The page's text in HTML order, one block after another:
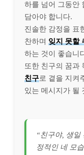
하를 넘어 그동안
담아야 합니다.
진솔한 감정을 표
찬하며 잊지 못할
하는 것이 좋습니
또한 친구의 꿈과
친구로 곁을 지켜
있는 메시지가 될
“친구야, 생일
정적인 네 모